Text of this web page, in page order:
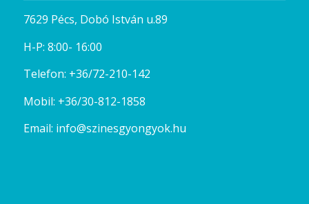
7629 Pécs, Dobó István u.89
H-P: 8:00- 16:00
Telefon: +36/72-210-142
Mobil: +36/30-812-1858
Email: info@szinesgyongyok.hu